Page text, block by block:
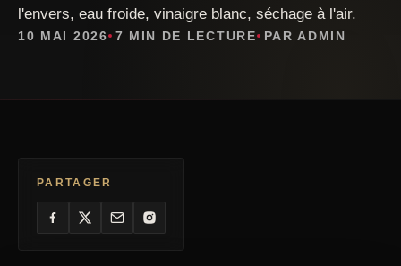
l'envers, eau froide, vinaigre blanc, séchage à l'air.
10 MAI 2026 7 MIN DE LECTURE PAR ADMIN
PARTAGER